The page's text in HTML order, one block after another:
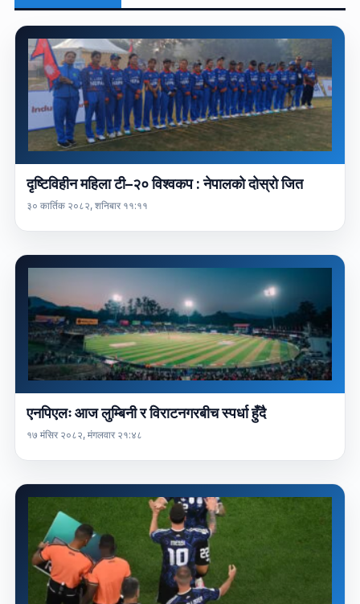
दृष्टिविहीन महिला टी–२० विश्वकप : नेपालको दोस्रो जित
३० कार्तिक २०८२, शनिबार ११:११
एनपिएलः आज लुम्बिनी र विराटनगरबीच स्पर्धा हुँदै
१७ मंसिर २०८२, मंगलवार २१:४८